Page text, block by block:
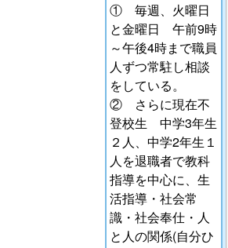
① 毎週、火曜日
と金曜日 午前9時
～午後4時まで職員
人ずつ常駐し相談
をしている。
② さらに現在不
登校生 中学3年生
２人、中学2年生１
人を退職者で教科
指導を中心に、生
活指導・社会常
識・社会奉仕・人
と人の関係(自分ひ